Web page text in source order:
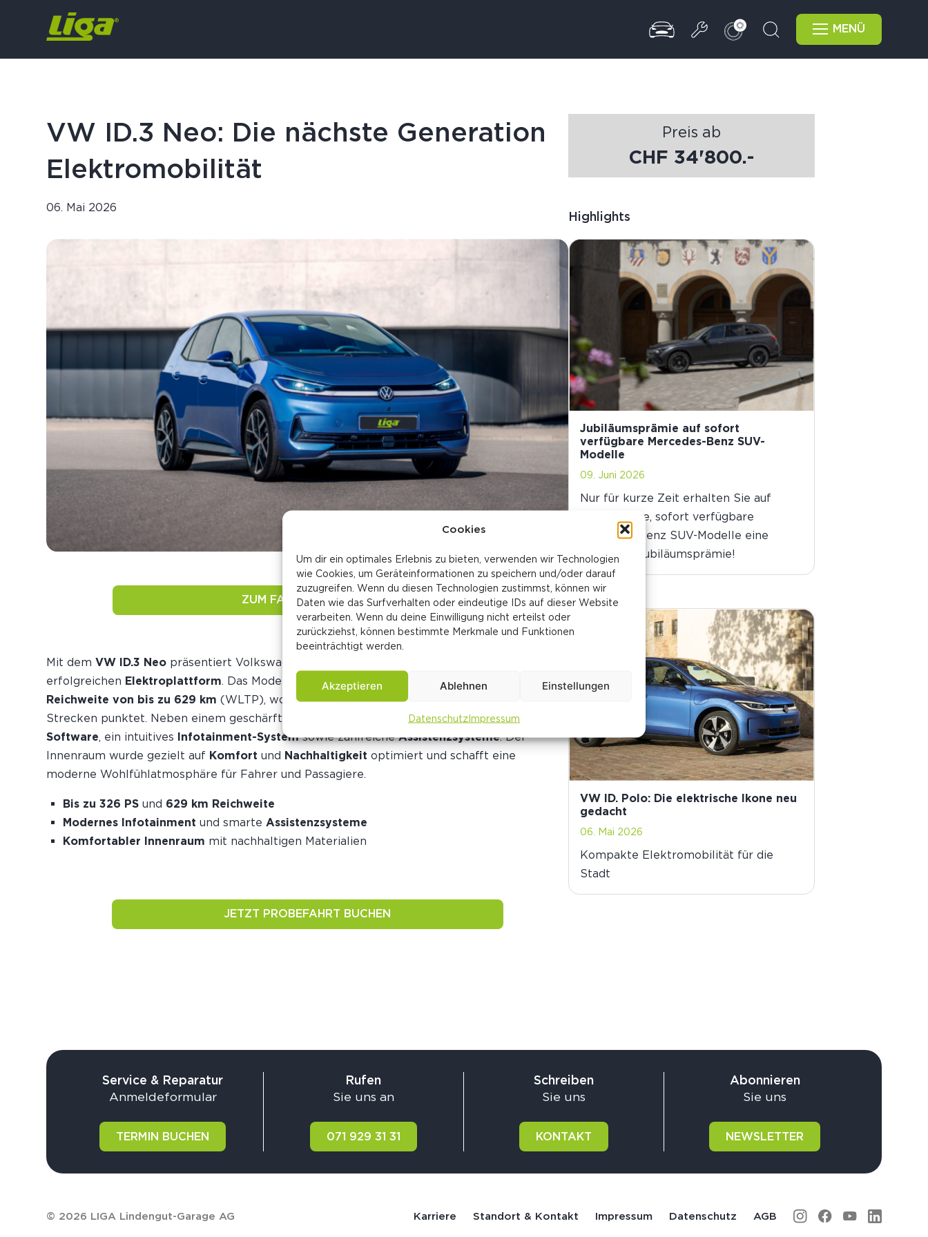
Cookies
Um dir ein optimales Erlebnis zu bieten, verwenden wir Technologien
wie Cookies, um Geräteinformationen zu speichern und/oder darauf
zuzugreifen. Wenn du diesen Technologien zustimmst, können wir
Daten wie das Surfverhalten oder eindeutige IDs auf dieser Website
verarbeiten. Wenn du deine Einwilligung nicht erteilst oder
zurückziehst, können bestimmte Merkmale und Funktionen
beeinträchtigt werden.
Akzeptieren Ablehnen Einstellungen
DatenschutzImpressum
MENÜ
VW ID.3 Neo: Die nächste Generation
Elektromobilität
06. Mai 2026
ZUM FAHRZEUGMAKRT
Mit demVW ID.3 Neo präsentiert Volkswagen eine konsequente Weiterentwicklung seiner
erfolgreichen Elektroplattform. Das Modell überzeugt mit bis zu 326 PS Leistung
und einer
Reichweite von bis zu 629 km (WLTP), wodurch es sowohl im Alltag als auch auf längeren
Strecken punktet. Neben einem geschärften
bietet der ID.3 Neo auch verbesserte
Software, ein intuitives Infotainment-Systemsowie zahlreicheAssistenzsysteme. Der
Innenraum wurde gezielt auf Komfort und Nachhaltigkeit optimiert und schafft eine
moderne Wohlfühlatmosphäre für Fahrer und Passagiere.
Bis zu 326 PS und 629 km Reichweite
Modernes Infotainment und smarte Assistenzsysteme
Komfortabler Innenraum mit nachhaltigen Materialien
JETZT PROBEFAHRT BUCHEN
Preis ab
CHF 34'800.-
Highlights
Jubiläumsprämie auf sofort
verfügbare Mercedes-Benz SUV-
Modelle
09. Juni 2026
Nur für kurze Zeit erhalten Sie auf
ausgewählte, sofort verfügbare
Mercedes-Benz SUV-Modelle eine
attraktive Jubiläumsprämie!
VW ID. Polo: Die elektrische Ikone neu
gedacht
06. Mai 2026
Kompakte Elektromobilität für die
Stadt
Service & Reparatur
Anmeldeformular
TERMIN BUCHEN
Rufen
Sie uns an
071 929 31 31
Schreiben
Sie uns
KONTAKT
Abonnieren
Sie uns
NEWSLETTER
© 2026 LIGA Lindengut-Garage AG Karriere Standort & Kontakt Impressum Datenschutz AGB